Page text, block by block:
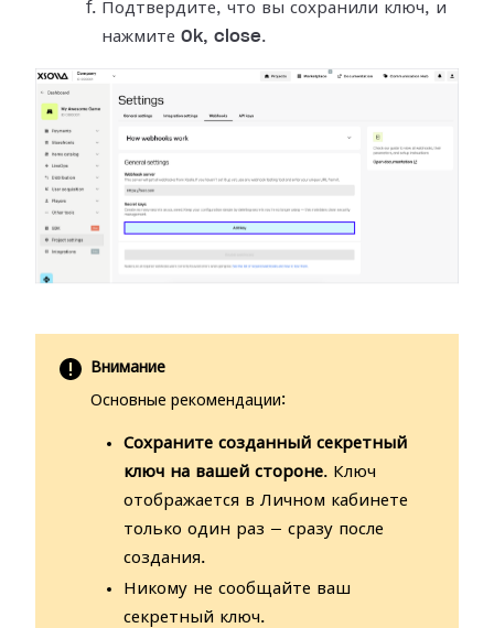
Подтвердите, что вы сохранили ключ, и
нажмите Ok, close.
Внимание
Основные рекомендации:
Сохраните созданный секретный
ключ на вашей стороне. Ключ
отображается в Личном кабинете
только один раз — сразу после
создания.
Никому не сообщайте ваш
секретный ключ.